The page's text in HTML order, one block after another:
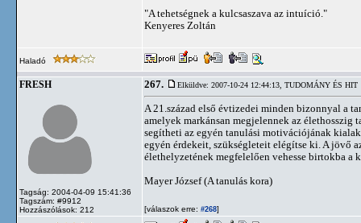
"A tehetségnek a kulcsaszava az intuíció."
Kenyeres Zoltán
Haladó
FRESH
Tagság: 2004-04-09 15:41:36
Tagszám: #9912
Hozzászólások: 212
267. Elküldve: 2007-10-24 12:44:13, TUDOMÁNY ÉS HIT
A 21.század első évtizedei minden bizonnyal a
amelyek markánsan megjelennek az
segítheti az egyén tanulási motivációjának
egyén érdekeit, szükségleteit elégítse ki. A jövő
élethelyzetének megfelelően vehesse birtokba a
Mayer József (A tanulás kora)
[válaszok erre: #268]